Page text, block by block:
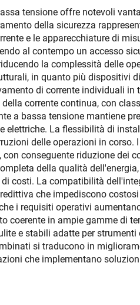
tensione offre notevoli
della sicurezza
e le apparecchiature di
al contempo un accesso
la complessità delle
in quanto più dispositivi
di corrente individuali
corrente continua, con
a bassa tensione mantiene
elettriche. La flessibilità di
delle operazioni in
conseguente riduzione
della qualità
costi. La compatibilità
che impediscono
i requisiti operativi
coerente in ampie gamme di
e stabili adatte per
si traducono in
che implementano